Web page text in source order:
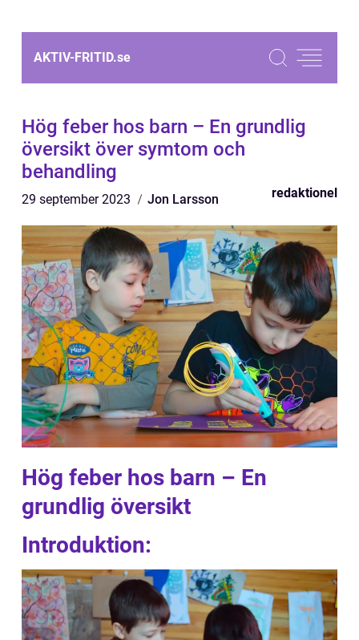
AKTIV-FRITID.se
Hög feber hos barn – En grundlig
översikt över symtom och
behandling
29 september 2023 Jon Larsson redaktionel
Hög feber hos barn – En
grundlig översikt
Introduktion: